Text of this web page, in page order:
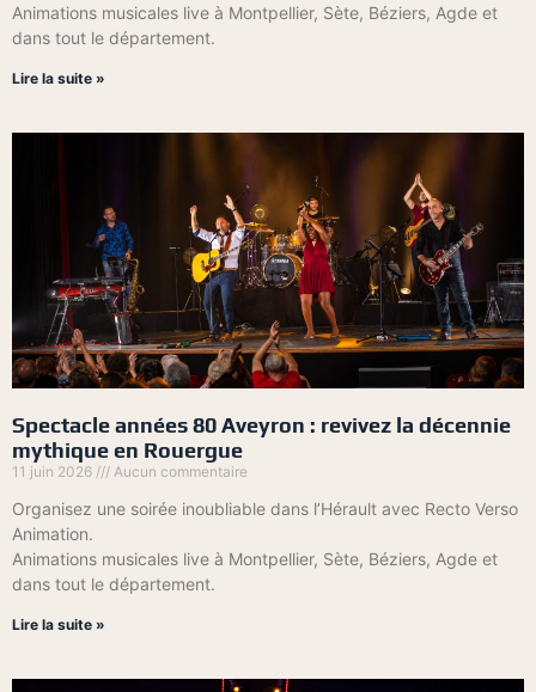
Animations musicales live à Montpellier, Sète, Béziers, Agde et
dans tout le département.
Lire la suite »
Spectacle années 80 Aveyron : revivez la décennie
mythique en Rouergue
11 juin 2026 Aucun commentaire
Organisez une soirée inoubliable dans l’Hérault avec Recto Verso
Animation.
Animations musicales live à Montpellier, Sète, Béziers, Agde et
dans tout le département.
Lire la suite »